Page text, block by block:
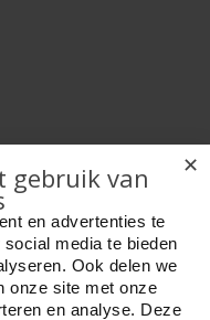
✕
gebruik van
en advertenties te
media te bieden
Ook delen we
onze site met onze
en analyse. Deze